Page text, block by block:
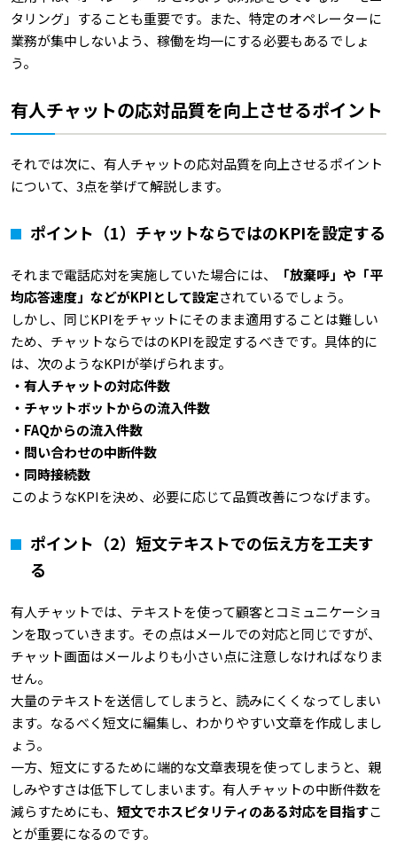
タリング」することも重要です。また、特定のオペレーターに
業務が集中しないよう、稼働を均一にする必要もあるでしょ
う。
有人チャットの応対品質を向上させるポイント
それでは次に、有人チャットの応対品質を向上させるポイント
について、3点を挙げて解説します。
ポイント（1）チャットならではのKPIを設定する
それまで電話応対を実施していた場合には、
「放棄呼」や「平
均応答速度」などがKPIとして設定されているでしょう。
しかし、同じKPIをチャットにそのまま適用することは難しい
ため、チャットならではのKPIを設定するべきです。具体的に
は、次のようなKPIが挙げられます。
・有人チャットの対応件数
・チャットボットからの流入件数
・FAQからの流入件数
・問い合わせの中断件数
・同時接続数
このようなKPIを決め、必要に応じて品質改善につなげます。
ポイント（2）短文テキストでの伝え方を工夫す
る
有人チャットでは、テキストを使って顧客とコミュニケーショ
ンを取っていきます。その点はメールでの対応と同じですが、
チャット画面はメールよりも小さい点に注意しなければなりま
せん。
大量のテキストを送信してしまうと、読みにくくなってしまい
ます。なるべく短文に編集し、わかりやすい文章を作成しまし
ょう。
一方、短文にするために端的な文章表現を使ってしまうと、親
しみやすさは低下してしまいます。有人チャットの中断件数を
減らすためにも、 短文でホスピタリティのある対応を目指すこ
とが重要になるのです。